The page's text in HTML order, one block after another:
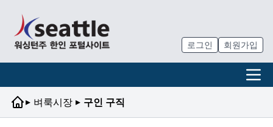
로그인 회원가입
▸ 벼룩시장 ▸ 구인 구직